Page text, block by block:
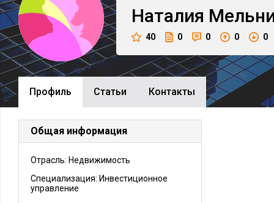
Наталия
40 0 0 0 0
Профиль Cтатьи Контакты
Общая информация
Отрасль: Недвижимость
Специализация: Инвестиционное
управление